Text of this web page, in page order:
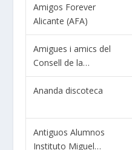
Amigos Forever
Alicante (AFA)
Amigues i amics del
Consell de la…
Ananda discoteca
Antiguos Alumnos
Instituto Miguel…